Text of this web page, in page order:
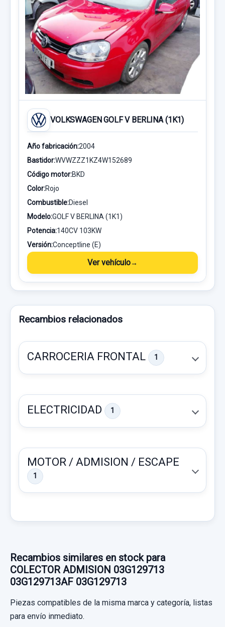
VOLKSWAGEN GOLF V BERLINA (1K1)
Año fabricación:2004
Bastidor:WVWZZZ1KZ4W152689
Código motor:BKD
Color:Rojo
Combustible:Diesel
Modelo:GOLF V BERLINA (1K1)
Potencia:140CV 103KW
Versión:Conceptline (E)
Ver vehículo
Recambios relacionados
CARROCERIA FRONTAL 1
REFUERZO PARAGOLPES DELANTERO
usado.
CONCEPTLINE (E)
ELECTRICIDAD 1
0390201800 4 CABLES
MOTOR / ADMISION / ESCAPE
1
Recambios similares en stock para
COLECTOR ADMISION 03G129713
03G129713AF 03G129713
Piezas compatibles de la misma marca y categoría, listas
para envío inmediato.